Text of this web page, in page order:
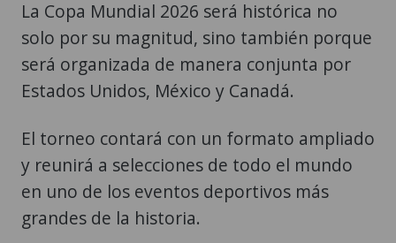
La Copa Mundial 2026 será histórica no
solo por su magnitud, sino también porque
será organizada de manera conjunta por
Estados Unidos, México y Canadá.
El torneo contará con un formato ampliado
y reunirá a selecciones de todo el mundo
en uno de los eventos deportivos más
grandes de la historia.